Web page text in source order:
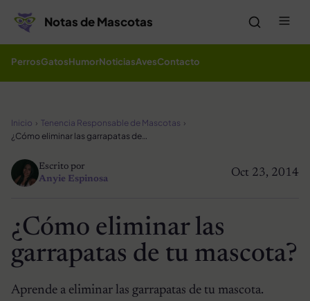
Notas de Mascotas
PerrosGatosHumorNoticiasAvesContacto
Inicio
Tenencia Responsable de Mascotas
¿Cómo eliminar las garrapatas de tu mascota?
Oct 23, 2014
Escrito por
Anyie Espinosa
¿Cómo eliminar las
garrapatas de tu mascota?
Aprende a eliminar las garrapatas de tu mascota.